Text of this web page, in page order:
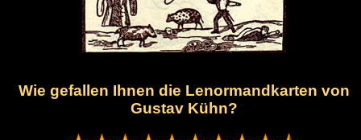
Wie gefallen Ihnen die Lenormandkarten von
Gustav Kühn?